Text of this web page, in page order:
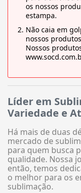
os nossos
estampa.
Não caia em
nossos
Nossos
Líder em
Variedade e
Há mais de duas
mercado de
para quem busca
qualidade. Nossa
então, temos
o melhor para os
sublimação.